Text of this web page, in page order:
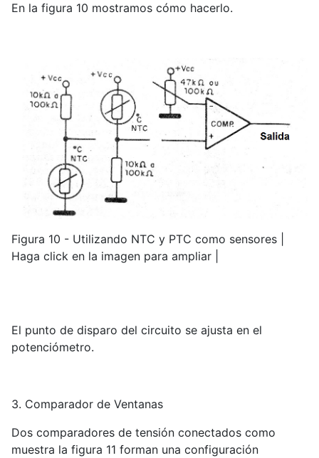
En la figura 10 mostramos cómo hacerlo.
Figura 10 - Utilizando NTC y PTC como sensores |
Haga click en la imagen para ampliar |
El punto de disparo del circuito se ajusta en el
potenciómetro.
3. Comparador de Ventanas
Dos comparadores de tensión conectados como
muestra la figura 11 forman una configuración